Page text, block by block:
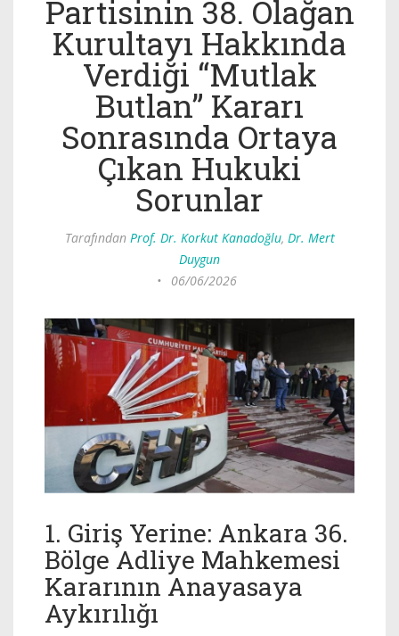
Partisinin 38. Olağan
Kurultayı Hakkında
Verdiği “Mutlak
Butlan” Kararı
Sonrasında Ortaya
Çıkan Hukuki
Sorunlar
Tarafından Prof. Dr. Korkut Kanadoğlu, Dr. Mert
Duygun
•
06/06/2026
1. Giriş Yerine: Ankara 36.
Bölge Adliye Mahkemesi
Kararının Anayasaya
Aykırılığı